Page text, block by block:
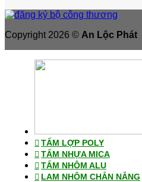
Copyright 2026 © An Lộc Phát
TẤM LỢP POLY
TẤM NHỰA MICA
TẤM NHÔM ALU
LAM NHÔM CHẮN NẮNG